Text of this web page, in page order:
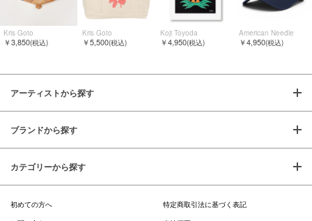
Kris Goto
￥3,850(税込)
Kris Goto
￥5,500(税込)
Koji Toyoda
￥4,950(税込)
American Needle
￥4,950(税込)
アーティストから探す
ブランドから探す
カテゴリーから探す
初めての方へ
特定商取引法に基づく表記